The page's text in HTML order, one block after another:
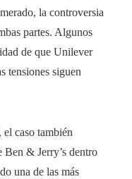
la controversia
partes. Algunos
de que Unilever
tensiones siguen
caso también
Ben & Jerry’s dentro
una de las más